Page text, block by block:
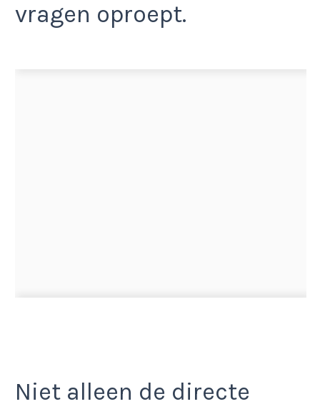
vragen oproept.
Niet alleen de directe